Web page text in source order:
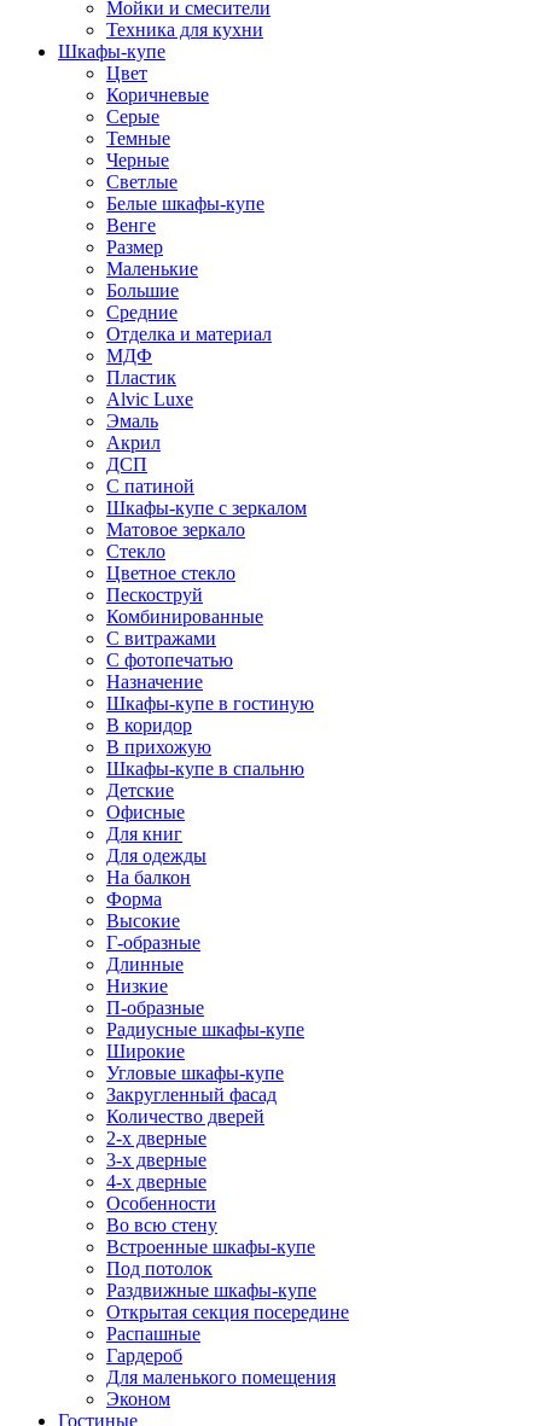
Мойки и смесители
Техника для кухни
Шкафы-купе
Цвет
Коричневые
Серые
Темные
Черные
Светлые
Белые шкафы-купе
Венге
Размер
Маленькие
Большие
Средние
Отделка и материал
МДФ
Пластик
Alvic Luxe
Эмаль
Акрил
ДСП
С патиной
Шкафы-купе с зеркалом
Матовое зеркало
Стекло
Цветное стекло
Пескоструй
Комбинированные
С витражами
С фотопечатью
Назначение
Шкафы-купе в гостиную
В коридор
В прихожую
Шкафы-купе в спальню
Детские
Офисные
Для книг
Для одежды
На балкон
Форма
Высокие
Г-образные
Длинные
Низкие
П-образные
Радиусные шкафы-купе
Широкие
Угловые шкафы-купе
Закругленный фасад
Количество дверей
2-х дверные
3-х дверные
4-х дверные
Особенности
Во всю стену
Встроенные шкафы-купе
Под потолок
Раздвижные шкафы-купе
Открытая секция посередине
Распашные
Гардероб
Для маленького помещения
Эконом
Гостиные